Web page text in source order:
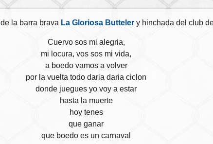
de la barra brava La Gloriosa Buttelery hinchada del club
Cuervo sos mi alegria,
mi locura, vos sos mi vida,
a boedo vamos a volver
por la vuelta todo daria daria ciclon
donde juegues yo voy a estar
hasta la muerte
hoy tenes
que ganar
que boedo es un carnaval